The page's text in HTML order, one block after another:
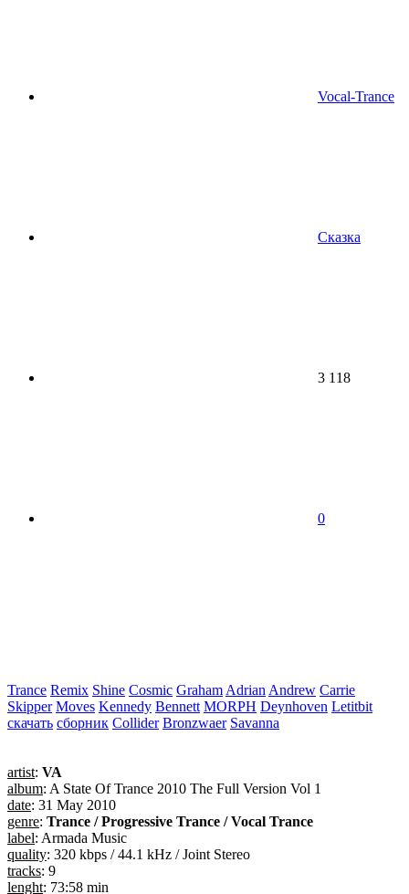
Vocal-Trance
Сказка
3 118
0
Trance Remix Shine Cosmic Graham Adrian Andrew Carrie
Skipper Moves Kennedy Bennett MORPH Deynhoven Letitbit
скачать сборник Collider Bronzwaer Savanna
artist: VA
album: A State Of Trance 2010 The Full Version Vol 1
date: 31 May 2010
genre: Trance / Progressive Trance / Vocal Trance
label: Armada Music
quality: 320 kbps / 44.1 kHz / Joint Stereo
tracks: 9
lenght: 73:58 min